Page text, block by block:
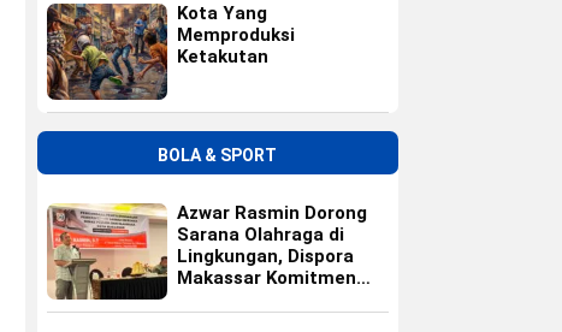
Kota Yang
Memproduksi
Ketakutan
BOLA & SPORT
Azwar Rasmin Dorong
Sarana Olahraga di
Lingkungan, Dispora
Makassar Komitmen